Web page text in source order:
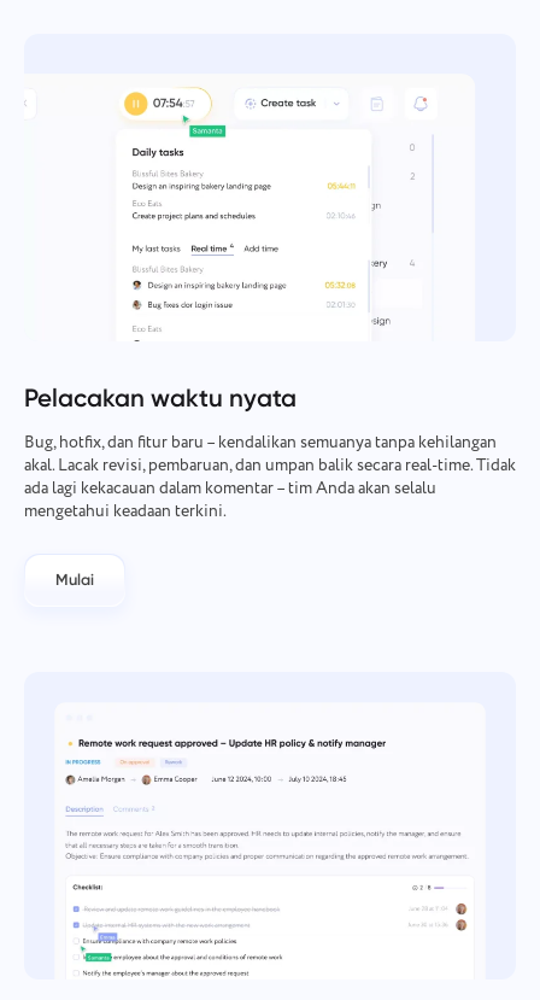
Pelacakan waktu nyata
Bug, hotfix, dan fitur baru – kendalikan semuanya tanpa kehilangan
akal. Lacak revisi, pembaruan, dan umpan balik secara real-time. Tidak
ada lagi kekacauan dalam komentar – tim Anda akan selalu
mengetahui keadaan terkini.
Mulai